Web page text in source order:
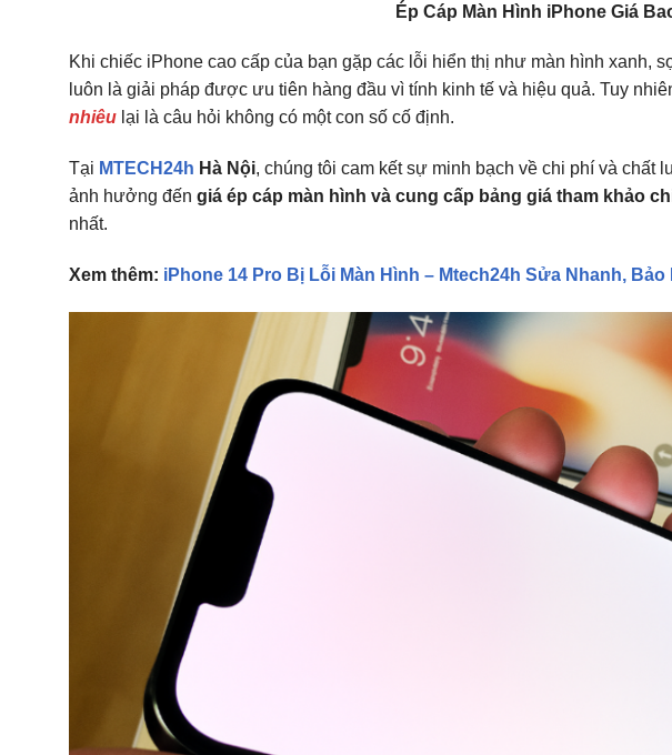
Ép Cáp Màn Hình iPhone Giá
Khi chiếc iPhone cao cấp của bạn gặp các lỗi hiển thị như màn hình xanh,
luôn là giải pháp được ưu tiên hàng đầu vì tính kinh tế và hiệu quả. Tuy
nhiêu lại là câu hỏi không có một con số cố định.
Tại MTECH24h Hà Nội, chúng tôi cam kết sự minh bạch về chi phí và chất
ảnh hưởng đến giá ép cáp màn hình và cung cấp bảng giá tham khảo
nhất.
Xem thêm: iPhone 14 Pro Bị Lỗi Màn Hình – Mtech24h Sửa Nhanh, Bảo